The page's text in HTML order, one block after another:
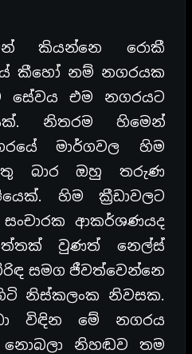
කියන්නෙ රොකී
කීහෝ නම් නගරයක
එම නගරයට
නිතරම හිමෙන්
මාර්ගවල හිම
බාර ඔහු තරුණ
හිම ක්‍රීඩාවලට
සංචාරක ආකර්ශණයද
වුණත් නෙල්ස්
සමග ජීවත්වෙන්නෙ
නිස්කලංක නිවසක.
විඳින මේ නගරය
නොබලා නිහඬව තම